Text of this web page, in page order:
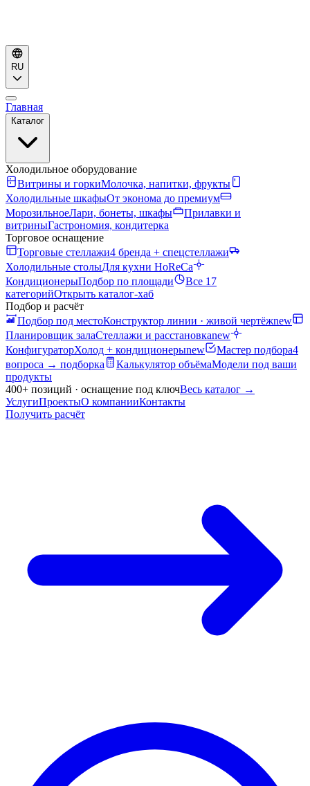
RU
Главная
Каталог
Холодильное оборудование
Витрины и горкиМолочка, напитки, фрукты
Холодильные шкафыОт эконома до премиум
МорозильноеЛари, бонеты, шкафы
Прилавки и
витриныГастрономия, кондитерка
Торговое оснащение
Торговые стеллажи4 бренда + спецстеллажи
Холодильные столыДля кухни HoReCa
КондиционерыПодбор по площади
Все 17
категорийОткрыть каталог-хаб
Подбор и расчёт
Подбор под местоКонструктор линии · живой чертёжnew
Планировщик залаСтеллажи и расстановкаnew
КонфигураторХолод + кондиционерыnew Мастер подбора4
вопроса → подборка
Калькулятор объёмаМодели под ваши
продукты
400+ позиций · оснащение под ключВесь каталог →
УслугиПроектыО компанииКонтакты
Получить расчёт